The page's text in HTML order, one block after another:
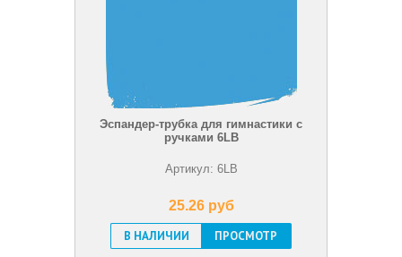
Эспандер-трубка для гимнастики с
ручками 6LB
Артикул: 6LB
25.26 pуб
В НАЛИЧИИ
ПРОСМОТР